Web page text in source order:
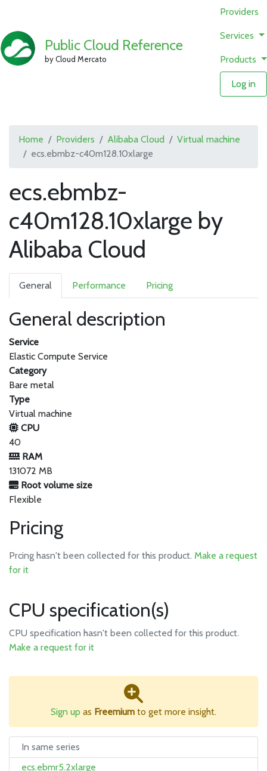
Public Cloud Reference
by Cloud Mercato
Providers
Services
Products
Log in
Home Providers Alibaba Cloud
Virtual machine
ecs.ebmbz-c40m128.10xlarge
ecs.ebmbz-
c40m128.10xlarge by
Alibaba Cloud
General Performance Pricing
General description
Service
Elastic Compute Service
Category
Bare metal
Type
Virtual machine
CPU
40
RAM
131072 MB
Root volume size
Flexible
Pricing
Prcing hasn't been collected for this product. Make a request
for it
CPU specification(s)
CPU specification hasn't been collected for this product.
Make a request for it
Sign up as Freemium to get more insight.
In same series
ecs.ebmr5.2xlarge